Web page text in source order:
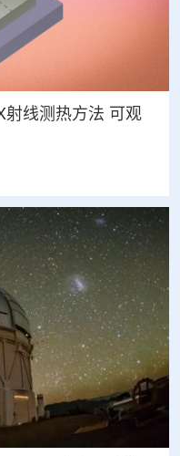
射线测热方法 可观